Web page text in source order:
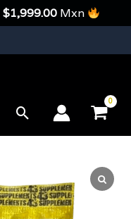
Buscar
$1,999.00 Mxn